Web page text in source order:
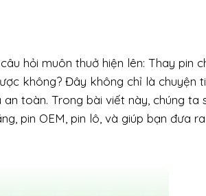
hỏi muôn thuở hiện lên: Thay pin
không? Đây không chỉ là chuyện
toàn. Trong bài viết này, chúng ta
pin OEM, pin lô, và giúp bạn đưa